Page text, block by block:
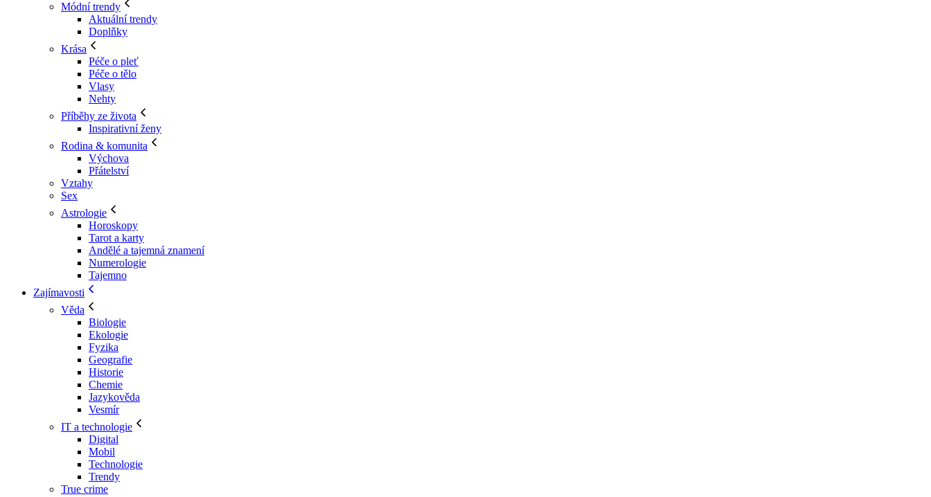
Módní trendy
Aktuální trendy
Doplňky
Krása
Péče o pleť
Péče o tělo
Vlasy
Nehty
Příběhy ze života
Inspirativní ženy
Rodina & komunita
Výchova
Přátelství
Vztahy
Sex
Astrologie
Horoskopy
Tarot a karty
Andělé a tajemná znamení
Numerologie
Tajemno
Zajímavosti
Věda
Biologie
Ekologie
Fyzika
Geografie
Historie
Chemie
Jazykověda
Vesmír
IT a technologie
Digital
Mobil
Technologie
Trendy
True crime